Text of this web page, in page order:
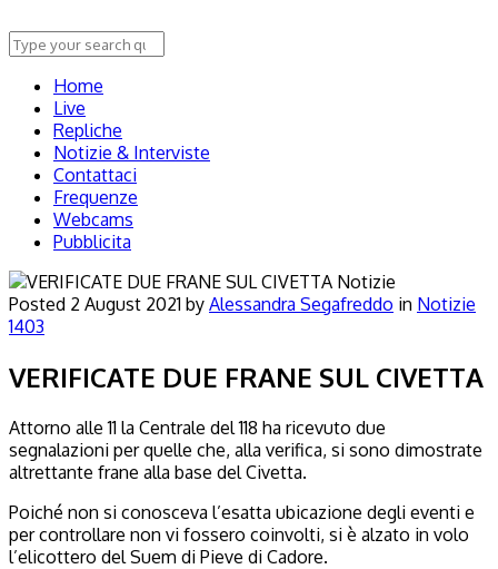
Home
Live
Repliche
Notizie & Interviste
Contattaci
Frequenze
Webcams
Pubblicita
Notizie
Posted 2 August 2021 by Alessandra Segafreddo in Notizie
1403
VERIFICATE DUE FRANE SUL CIVETTA
Attorno alle 11 la Centrale del 118 ha ricevuto due
segnalazioni per quelle che, alla verifica, si sono dimostrate
altrettante frane alla base del Civetta.
Poiché non si conosceva l’esatta ubicazione degli eventi e
per controllare non vi fossero coinvolti, si è alzato in volo
l’elicottero del Suem di Pieve di Cadore.